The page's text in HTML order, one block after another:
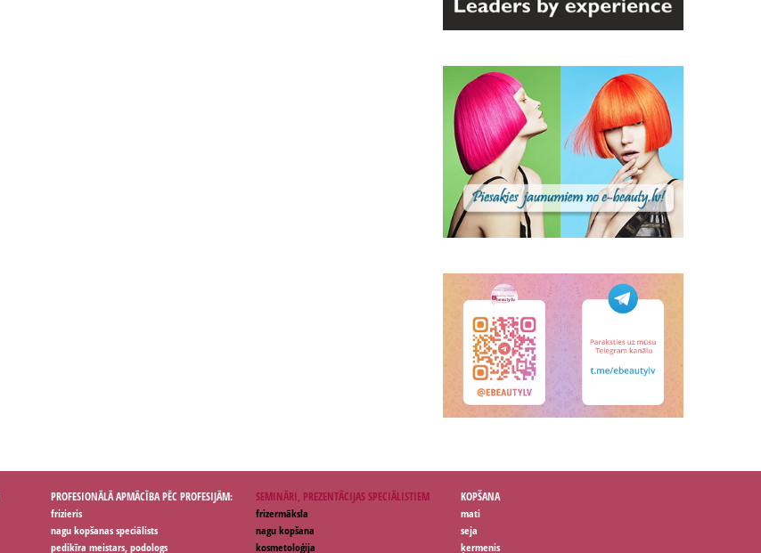
PROFESIONĀLĀ APMĀCĪBA PĒC PROFESIJĀM:
frizieris
nagu kopšanas speciālists
pedikīra meistars, podologs
SEMINĀRI, PREZENTĀCIJAS SPECIĀLISTIEM
frizermāksla
nagu kopšana
kosmetoloģija
KOPŠANA
mati
seja
ķermenis